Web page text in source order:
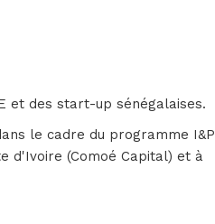
et des start-up sénégalaises.
le cadre du programme I&P
d'Ivoire (Comoé Capital) et à